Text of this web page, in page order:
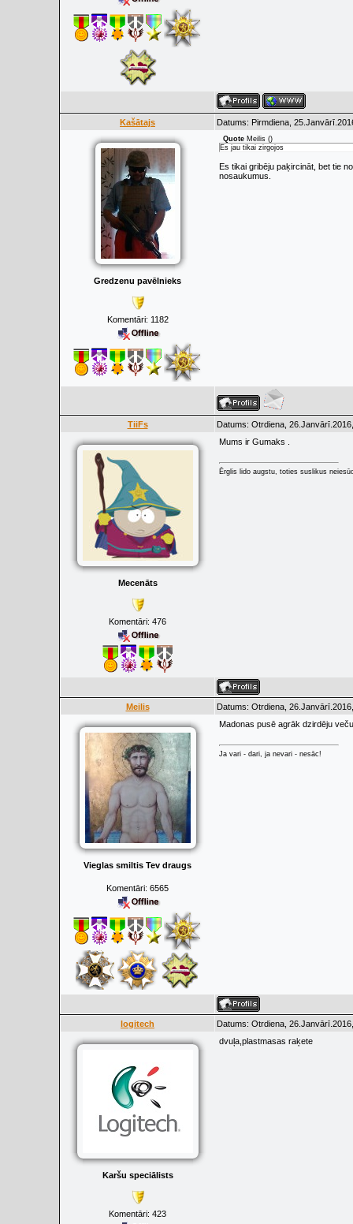
Kašātajs Datums: Pirmdiena,
Gredzenu pavēlnieks
Komentāri: 1182
Quote Meilis ()
Es jau tikai zirgojos
Es tikai gribēju paķircināt, bet tie
nosaukumus.
TiiFs Datums: Otrdiena,
Mecenāts
Komentāri: 476
Mums ir Gumaks .
Ērglis lido augstu, toties suslikus
Meilis Datums: Otrdiena,
Vieglas smiltis Tev draugs
Komentāri: 6565
Madonas pusē agrāk dzirdēju
Ja vari - dari, ja nevari - nesāc!
logitech Datums: Otrdiena,
Karšu speciālists
Komentāri: 423
dvuļa,plastmasas raķete